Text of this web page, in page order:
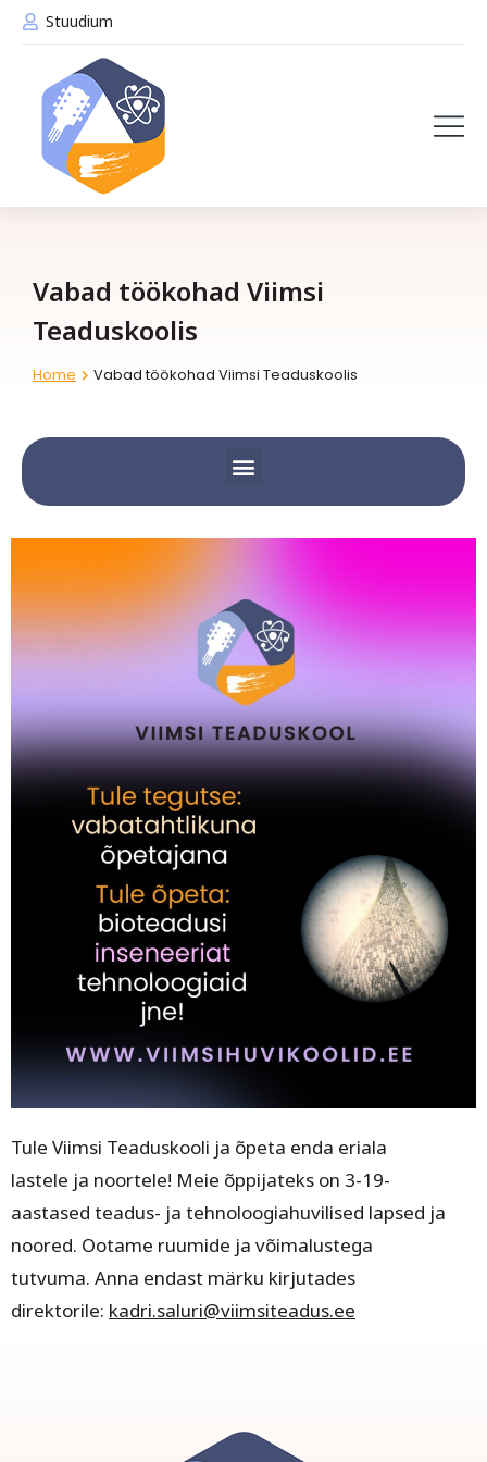
Stuudium
Vabad töökohad Viimsi
Teaduskoolis
You are here:
Home Vabad töökohad Viimsi Teaduskoolis
Tule Viimsi Teaduskooli ja õpeta enda eriala
lastele ja noortele! Meie õppijateks on 3-19-
aastased teadus- ja tehnoloogiahuvilised lapsed ja
noored. Ootame ruumide ja võimalustega
tutvuma. Anna endast märku kirjutades
direktorile: kadri.saluri@viimsiteadus.ee